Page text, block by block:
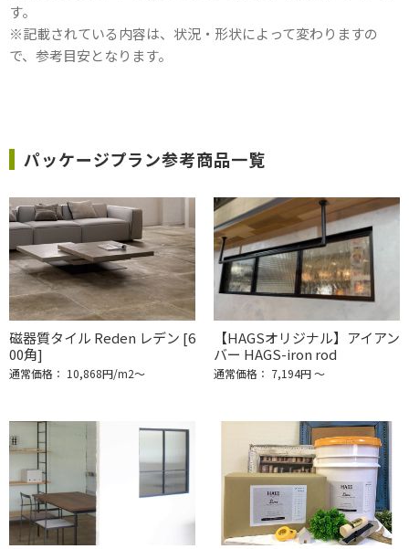
す。
※記載されている内容は、状況・形状によって変わりますの
で、参考目安となります。
パッケージプラン参考商品一覧
磁器質タイル Reden レデン [6
00角]
通常価格： 10,868円/m2〜
【HAGSオリジナル】アイアン
バー HAGS-iron rod
通常価格： 7,194円 ～